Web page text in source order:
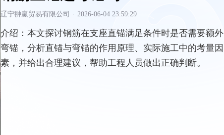
辽宁翀赢贸易有限公司 · 2026-06-04 23:59:29
介绍： 本文探讨钢筋在支座直锚满足条件时是否需要额外
弯锚，分析直锚与弯锚的作用原理、实际施工中的考量因
素，并给出合理建议，帮助工程人员做出正确判断。